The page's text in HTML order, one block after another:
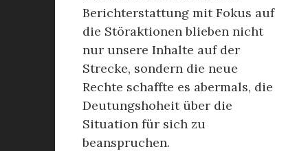
Berichterstattung mit Fokus auf
die Störaktionen blieben nicht
nur unsere Inhalte auf der
Strecke, sondern die neue
Rechte schaffte es abermals, die
Deutungshoheit über die
Situation für sich zu
beanspruchen.